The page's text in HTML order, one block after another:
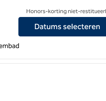
Suites by Hilton San Diego-
Honors-korting niet-
Datums selecteren